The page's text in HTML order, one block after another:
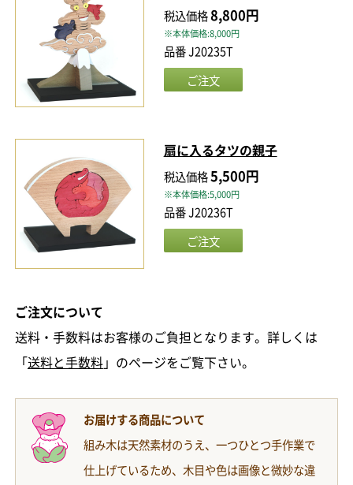
税込価格8,800円
※本体価格:8,000円
品番 J20235T
扇に入るタツの親子
税込価格5,500円
※本体価格:5,000円
品番 J20236T
ご注文について
送料・手数料はお客様のご負担となります。詳しくは
「送料と手数料」のページをご覧下さい。
お届けする商品について
組み木は天然素材のうえ、一つひとつ手作業で
仕上げているため、木目や色は画像と微妙な違